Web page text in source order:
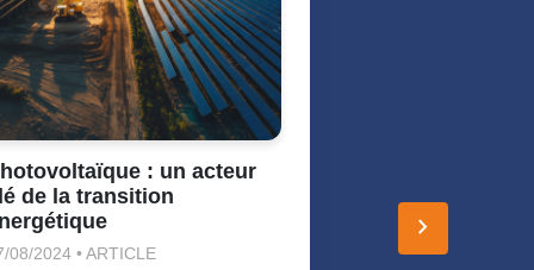
: un acteur
de la transition
08/2024 • ARTICLE
du parc
quasi-totalité du
consommé en France est importée,
keyboard_arrow_right